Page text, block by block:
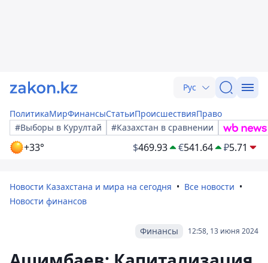
Рус
ПолитикаМирФинансыСтатьиПроисшествияПраво
#Выборы в Курултай
#Казахстан в сравнении
+33° $469.93 €541.64 ₽5.71
Новости Казахстана и мира на сегодня
Все новости
Новости финансов
12:58, 13 июня 2024
Финансы